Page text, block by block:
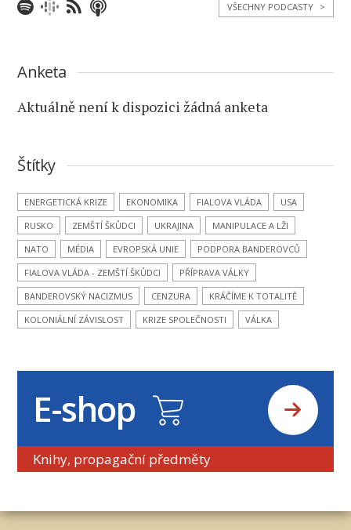
VŠECHNY PODCASTY >
Anketa
Aktuálně není k dispozici žádná anketa
Štítky
ENERGETICKÁ KRIZE EKONOMIKA FIALOVA VLÁDA
USA
RUSKO
ZEMŠTÍ ŠKŮDCI UKRAJINA
MANIPULACE A LŽI
NATO
MÉDIA EVROPSKÁ UNIE
PODPORA BANDEROVCŮ
FIALOVA VLÁDA - ZEMŠTÍ ŠKŮDCI
PŘÍPRAVA VÁLKY
BANDEROVSKÝ NACIZMUS
CENZURA
KRÁČÍME K TOTALITĚ
KOLONIÁLNÍ ZÁVISLOST
KRIZE SPOLEČNOSTI VÁLKA
E-shop
Knihy, propagační předměty